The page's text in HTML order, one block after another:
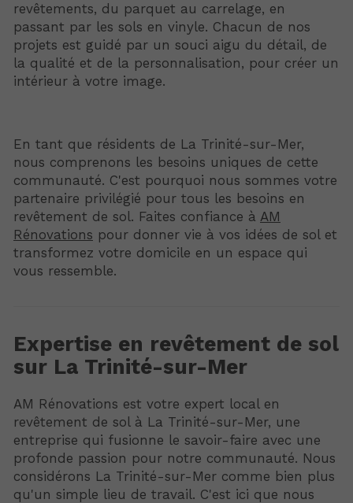
revêtements, du parquet au carrelage, en
passant par les sols en vinyle. Chacun de nos
projets est guidé par un souci aigu du détail, de
la qualité et de la personnalisation, pour créer un
intérieur à votre image.
En tant que résidents de La Trinité-sur-Mer,
nous comprenons les besoins uniques de cette
communauté. C'est pourquoi nous sommes votre
partenaire privilégié pour tous les besoins en
revêtement de sol. Faites confiance à AM
Rénovations pour donner vie à vos idées de sol et
transformez votre domicile en un espace qui
vous ressemble.
Expertise en revêtement de sol
sur La Trinité-sur-Mer
AM Rénovations est votre expert local en
revêtement de sol à La Trinité-sur-Mer, une
entreprise qui fusionne le savoir-faire avec une
profonde passion pour notre communauté. Nous
considérons La Trinité-sur-Mer comme bien plus
qu'un simple lieu de travail. C'est ici que nous